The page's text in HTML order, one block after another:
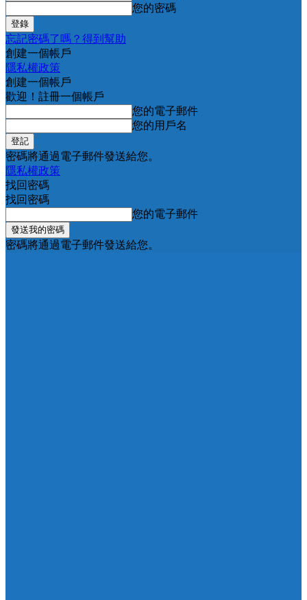
您的密碼
忘記密碼了嗎？得到幫助
創建一個帳戶
隱私權政策
創建一個帳戶
歡迎！註冊一個帳戶
您的電子郵件
您的用戶名
密碼將通過電子郵件發送給您。
隱私權政策
找回密碼
找回密碼
您的電子郵件
密碼將通過電子郵件發送給您。